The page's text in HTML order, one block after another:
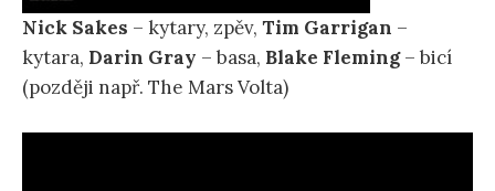
Nick Sakes – kytary, zpěv, Tim Garrigan –
kytara, Darin Gray – basa, Blake Fleming– bicí
(později např. The Mars Volta)